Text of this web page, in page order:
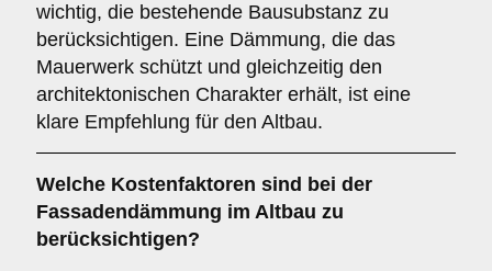
wichtig, die bestehende Bausubstanz zu
berücksichtigen. Eine Dämmung, die das
Mauerwerk schützt und gleichzeitig den
architektonischen Charakter erhält, ist eine
klare Empfehlung für den Altbau.
Welche Kostenfaktoren sind bei der
Fassadendämmung im Altbau zu
berücksichtigen?